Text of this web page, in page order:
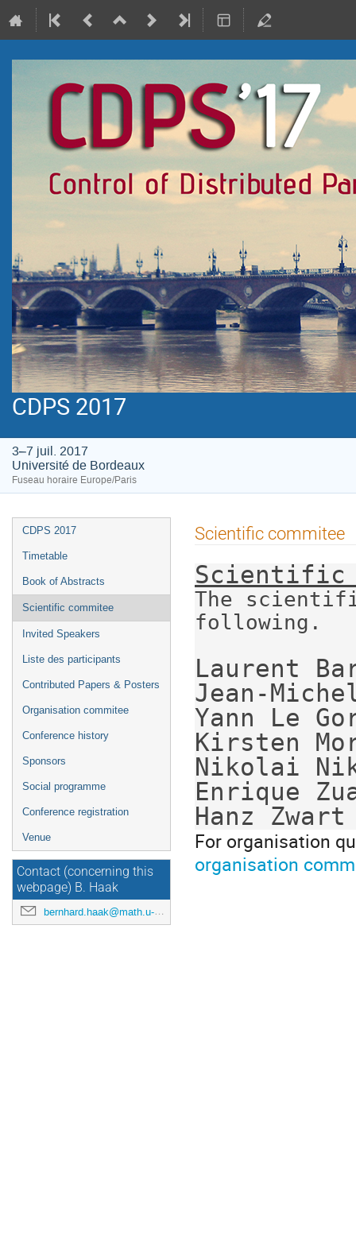
CDPS 2017
3–7 juil. 2017
Université de Bordeaux
Fuseau horaire Europe/Paris
Menu
de
CDPS 2017
Timetable
Book of Abstracts
Scientific commitee
Invited Speakers
Liste des participants
Contributed Papers & Posters
Organisation commitee
Conference history
Sponsors
Social programme
Conference registration
Venue
Contact (concerning this
webpage) B. Haak
bernhard.haak@math.u-bordeaux.fr
Scientific commitee
The
following.
Laurent
Jean-
Yann Le
Kirsten
Nikolai
Enrique
Hanz Zwart
For organisation
organisation